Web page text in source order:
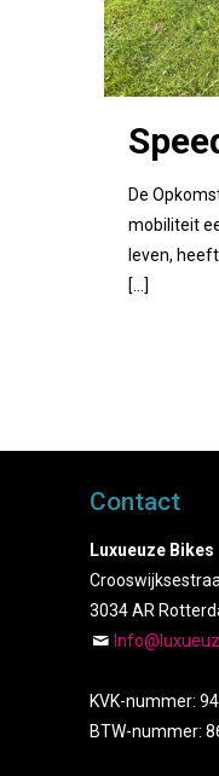
De
mobiliteit
leven,
[…]
Contact
Luxueuze Bikes
3034 AR
KVK-nummer:
BTW-nummer: